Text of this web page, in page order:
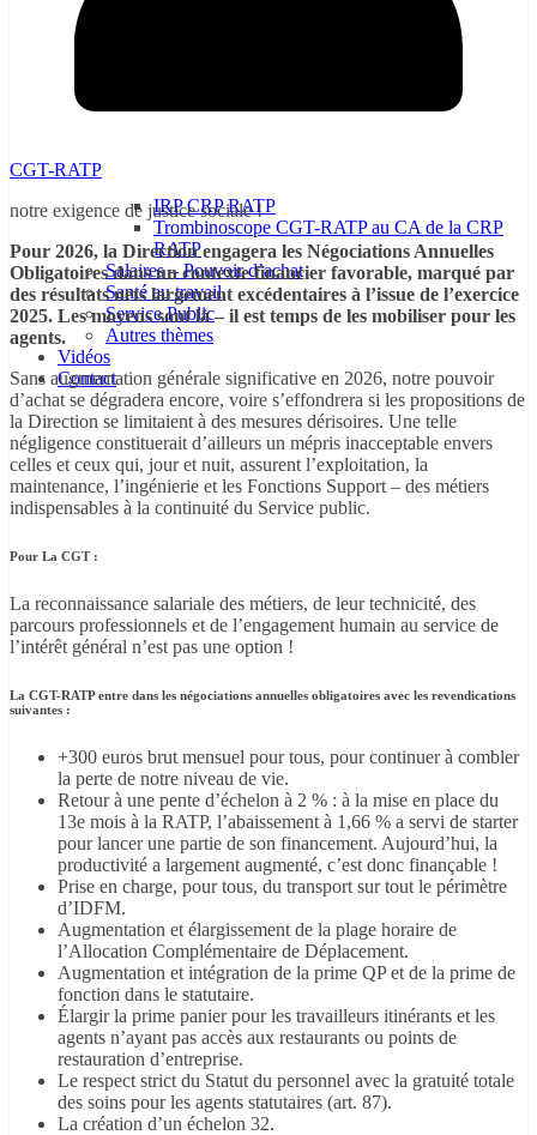
IRP CRP RATP
Trombinoscope CGT-RATP au CA de la CRP
RATP
Salaires – Pouvoir d’achat
Santé au travail
Service Public
Autres thèmes
Vidéos
Contact
CGT-RATP
notre exigence de justice sociale !
Pour 2026, la Direction engagera les Négociations Annuelles
Obligatoires dans un contexte financier favorable, marqué par
des résultats nets largement excédentaires à l’issue de l’exercice
2025. Les moyens sont là – il est temps de les mobiliser pour les
agents.
Sans augmentation générale significative en 2026, notre pouvoir
d’achat se dégradera encore, voire s’effondrera si les propositions de
la Direction se limitaient à des mesures dérisoires. Une telle
négligence constituerait d’ailleurs un mépris inacceptable envers
celles et ceux qui, jour et nuit, assurent l’exploitation, la
maintenance, l’ingénierie et les Fonctions Support – des métiers
indispensables à la continuité du Service public.
Pour La CGT :
La reconnaissance salariale des métiers, de leur technicité, des
parcours professionnels et de l’engagement humain au service de
l’intérêt général n’est pas une option !
La CGT-RATP entre dans les négociations annuelles obligatoires avec les revendications
suivantes :
+300 euros brut mensuel pour tous, pour continuer à combler
la perte de notre niveau de vie.
Retour à une pente d’échelon à 2 % : à la mise en place du
13e mois à la RATP, l’abaissement à 1,66 % a servi de starter
pour lancer une partie de son financement. Aujourd’hui, la
productivité a largement augmenté, c’est donc finançable !
Prise en charge, pour tous, du transport sur tout le périmètre
d’IDFM.
Augmentation et élargissement de la plage horaire de
l’Allocation Complémentaire de Déplacement.
Augmentation et intégration de la prime QP et de la prime de
fonction dans le statutaire.
Élargir la prime panierpour les travailleurs itinérants et les
agents n’ayant pas accès aux restaurants ou points de
restauration d’entreprise.
Le respect strict du Statut du personnel avec la gratuité totale
des soins pour les agents statutaires (art. 87).
La création d’un échelon 32.